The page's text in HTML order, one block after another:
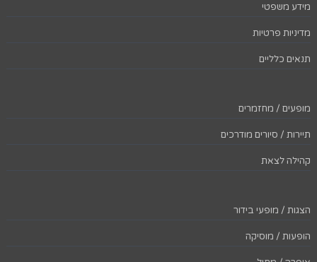
מידע משפטי
מדיניות פרטיות
תנאים כלליים
מופעים / מחזמרים
תיירות / סיורים מודרכים
קהילה לצאת
הצגות / מופעי בידור
הופעות / מוסיקה